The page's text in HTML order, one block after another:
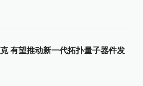
有望推动新一代拓扑量子器件发